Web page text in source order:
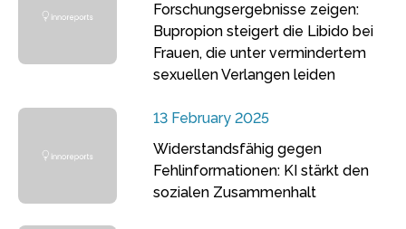
Forschungsergebnisse zeigen:
Bupropion steigert die Libido bei
Frauen, die unter vermindertem
sexuellen Verlangen leiden
13 February 2025
Widerstandsfähig gegen
Fehlinformationen: KI stärkt den
sozialen Zusammenhalt